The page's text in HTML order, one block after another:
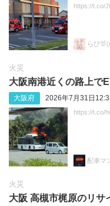
https://t.co/
らぴ
火災
大阪南港近くの路上で
大阪府 2026年7月31日
https://t.co/
配車マ
火災
大阪 高槻市梶原のリサ